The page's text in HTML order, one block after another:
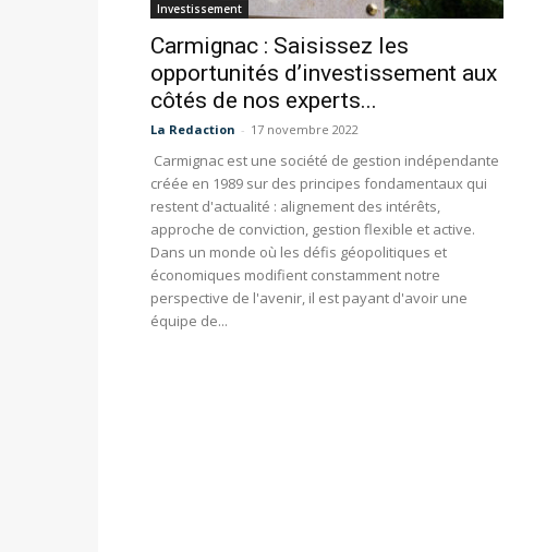
Investissement
Carmignac : Saisissez les
opportunités d’investissement aux
côtés de nos experts...
La Redaction - 17 novembre 2022
Carmignac est une société de gestion indépendante
créée en 1989 sur des principes fondamentaux qui
restent d'actualité : alignement des intérêts,
approche de conviction, gestion flexible et active.
Dans un monde où les défis géopolitiques et
économiques modifient constamment notre
perspective de l'avenir, il est payant d'avoir une
équipe de...